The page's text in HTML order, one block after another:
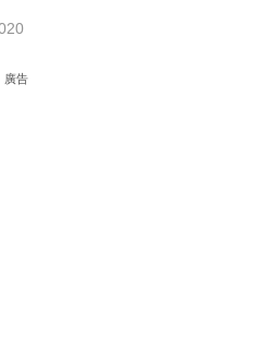
廣告